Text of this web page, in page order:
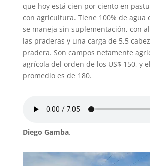
que hoy está cien por ciento en
con agricultura. Tiene 100% de agua
se maneja sin suplementación, con
las praderas y una carga de 5,5
pradera. Son campos netamente
agrícola del orden de los US$ 150, y
promedio es de 180.
Diego Gamba.